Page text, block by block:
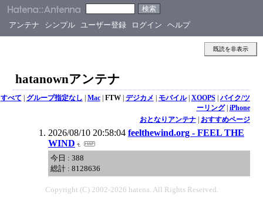
アンテナ シンプル ユーザー登録 ログイン ヘルプ
既読を非表示
hatanownアンテナ
すべて | グループ指定なし | Mac| FTW| デジカメ | モバイル| XOOPS| バイク/ツ
ーリング| iPhone
おとなりアンテナ| おすすめページ
2026/08/10 20:58:04 feelthewind.org - FEEL THE
WIND
今日 : 388
総計 : 8128636
Copyright (C) 2002-2026 hatena. All Rights Reserved.